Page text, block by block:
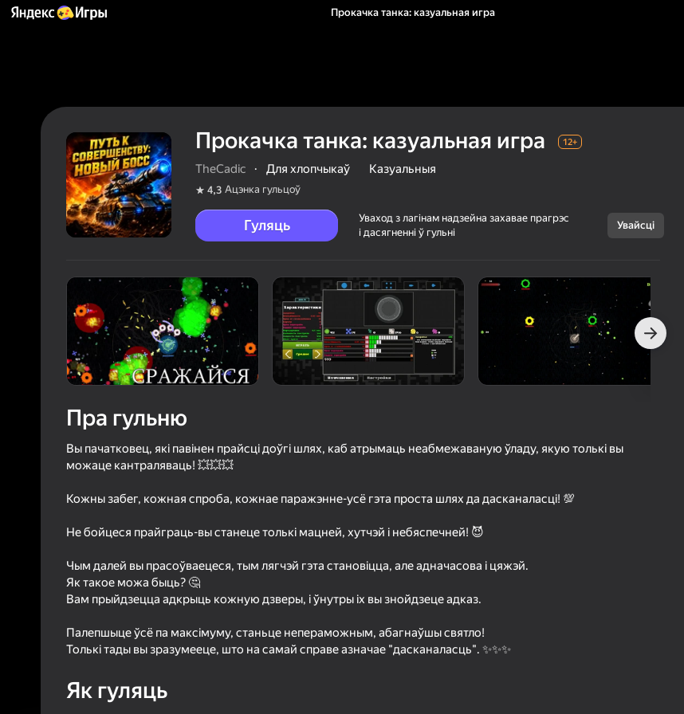
Прокачка танка: казуальная игра
Прокачка танка:
казуальная игра
12+
TheCadic
Для хлопчыкаў
Казуальныя
4,3
Больш падрабязна аб гульні
Прокачка танка: казуальная игра 12+
TheCadic · Для хлопчыкаў Казуальныя
4,3 Ацэнка гульцоў
Гуляць
Уваход з лагінам надзейна захавае прагрэс
і дасягненні ў гульні
Увайсці
Пра гульню
Вы пачатковец, які павінен прайсці доўгі шлях, каб атрымаць неабмежаваную ўладу, якую толькі вы
можаце кантраляваць! 💥💥💥
Кожны забег, кожная спроба, кожнае паражэнне-усё гэта проста шлях да дасканаласці! 💯
Не бойцеся прайграць-вы станеце толькі мацней, хутчэй і небяспечней! 😈
Чым далей вы прасоўваецеся, тым лягчэй гэта становіцца, але адначасова і цяжэй.
Як такое можа быць? 🤔
Вам прыйдзецца адкрыць кожную дзверы, і ўнутры іх вы знойдзеце адказ.
Палепшыце ўсё па максімуму, станьце непераможным, абагнаўшы святло!
Толькі тады вы зразумееце, што на самай справе азначае "дасканаласць". ✨✨✨
Як гуляць